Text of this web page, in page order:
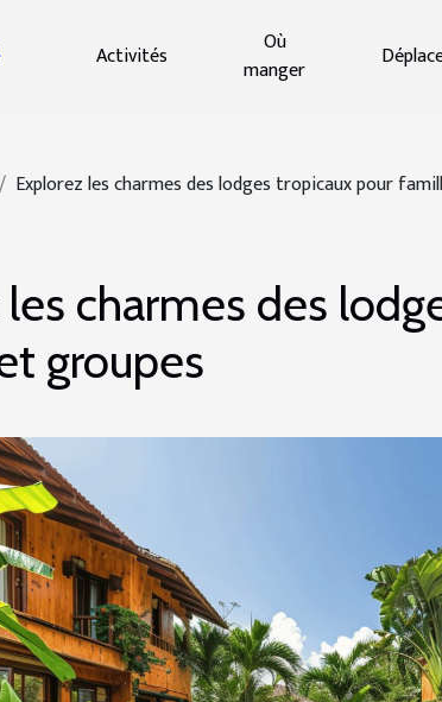
Activités
Où
manger
Explorez les charmes des lodges tropicaux pour
charmes des
groupes